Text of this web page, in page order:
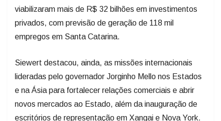
viabilizaram mais de R$ 32 bilhões em investimentos
privados, com previsão de geração de 118 mil
empregos em Santa Catarina.
Siewert destacou, ainda, as missões internacionais
lideradas pelo governador Jorginho Mello nos Estados
e na Ásia para fortalecer relações comerciais e abrir
novos mercados ao Estado, além da inauguração de
escritórios de representação em Xangai e Nova York.